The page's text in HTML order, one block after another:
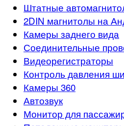
Штатные
2DIN магнитолы на
Камеры заднего вида
Соединительные
Видеорегистраторы
Контроль давления
Камеры 360
Автозвук
Монитор для